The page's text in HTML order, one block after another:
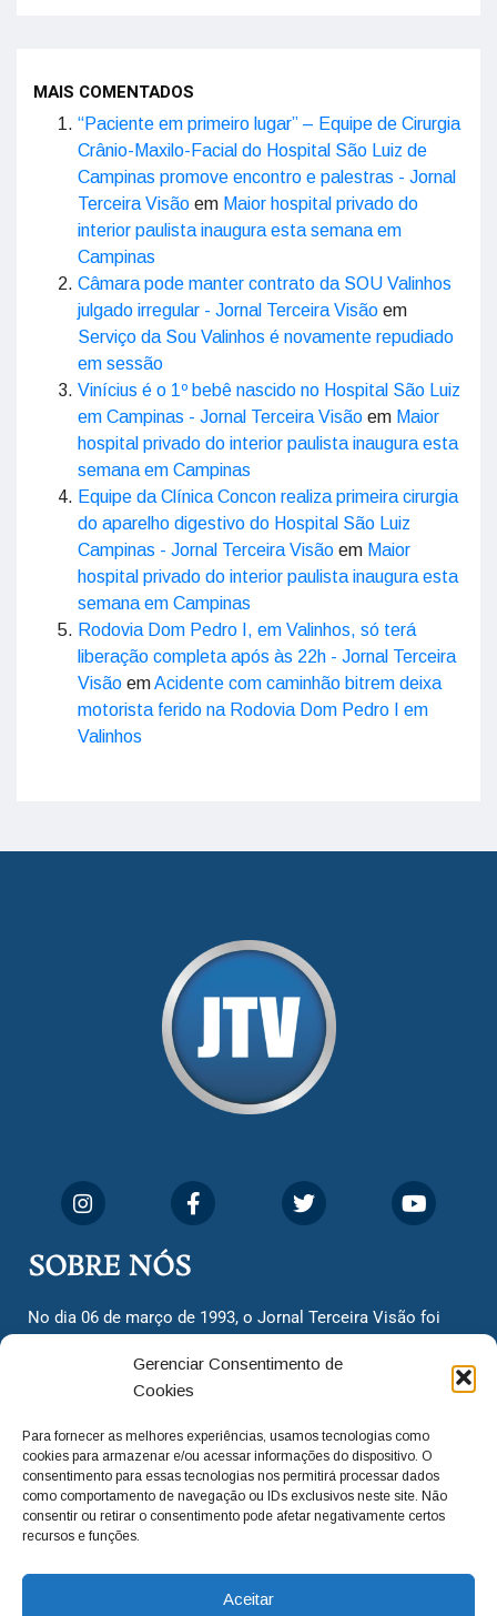
Gerenciar Consentimento de
Cookies
Para fornecer as melhores experiências, usamos tecnologias como
cookies para armazenar e/ou acessar informações do dispositivo. O
consentimento para essas tecnologias nos permitirá processar dados
como comportamento de navegação ou IDs exclusivos neste site. Não
consentir ou retirar o consentimento pode afetar negativamente certos
recursos e funções.
Aceitar
MAIS COMENTADOS
“Paciente em primeiro lugar” – Equipe de Cirurgia
Crânio-Maxilo-Facial do Hospital São Luiz de
Campinas promove encontro e palestras - Jornal
Terceira Visão em Maior hospital privado do
interior paulista inaugura esta semana em
Campinas
Câmara pode manter contrato da SOU Valinhos
julgado irregular - Jornal Terceira Visão em
Serviço da Sou Valinhos é novamente repudiado
em sessão
Vinícius é o 1º bebê nascido no Hospital São Luiz
em Campinas - Jornal Terceira Visão em Maior
hospital privado do interior paulista inaugura esta
semana em Campinas
Equipe da Clínica Concon realiza primeira cirurgia
do aparelho digestivo do Hospital São Luiz
Campinas - Jornal Terceira Visão em Maior
hospital privado do interior paulista inaugura esta
semana em Campinas
Rodovia Dom Pedro I, em Valinhos, só terá
liberação completa após às 22h - Jornal Terceira
Visão emAcidente com caminhão bitrem deixa
motorista ferido na Rodovia Dom Pedro I em
Valinhos
SOBRE NÓS
No dia 06 de março de 1993, o Jornal Terceira Visão foi
cidadãos valinhenses, já que naquela época só existiam
dois jornais. Há mais de 30 anos, o jornal continua
com o foco de trazer as melhores notícias. Nunca
deixamos de lado as necessidades do cidadão, sempre
questionando os órgãos públicos em busca de melhorias
para a cidade e sempre cobrando resoluções para casos